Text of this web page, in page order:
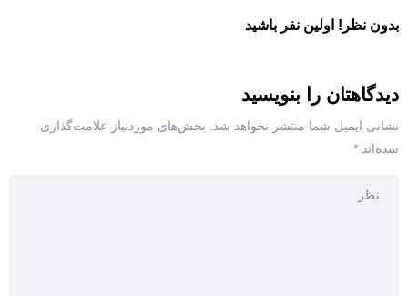
بدون نظر! اولین نفر باشید
دیدگاهتان را بنویسید
نشانی ایمیل شما منتشر نخواهد شد.
بخش‌های موردنیاز علامت‌گذاری
شده‌اند *